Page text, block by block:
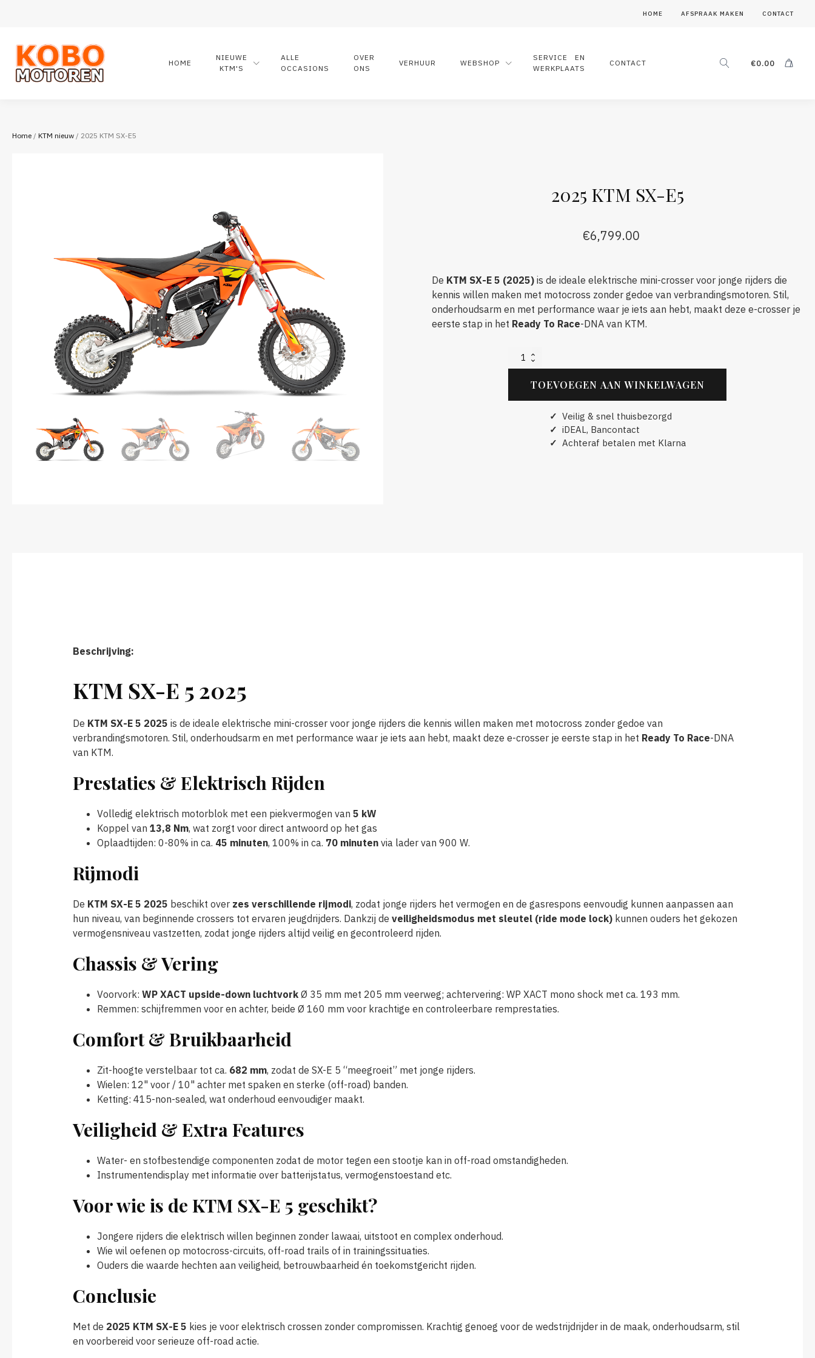
HOME AFSPRAAK MAKEN CONTACT
HOME
NIEUWE
KTM'S
ALLE
OCCASIONS
OVER
ONS
VERHUUR WEBSHOP
SERVICE EN
WERKPLAATS
CONTACT €0.00
Home / KTM nieuw / 2025 KTM SX-E5
2025 KTM SX-E5
€6,799.00
De KTM SX-E 5 (2025) is de ideale elektrische mini-crosser voor jonge rijders die
kennis willen maken met motocross zonder gedoe van verbrandingsmotoren. Stil,
onderhoudsarm en met performance waar je iets aan hebt, maakt deze e-crosser je
eerste stap in het Ready To Race-DNA van KTM.
2025
KTM
aantal
TOEVOEGEN AAN WINKELWAGEN
✓ Veilig & snel thuisbezorgd
✓ iDEAL, Bancontact
✓ Achteraf betalen met Klarna
Beschrijving:
KTM SX-E 5 2025
De KTM SX-E 5 2025 is de ideale elektrische mini-crosser voor jonge rijders die kennis willen maken met motocross zonder gedoe van
verbrandingsmotoren. Stil, onderhoudsarm en met performance waar je iets aan hebt, maakt deze e-crosser je eerste stap in het Ready To Race-DNA
van KTM.
Prestaties & Elektrisch Rijden
Volledig elektrisch motorblok met een piekvermogen van 5 kW
Koppel van 13,8 Nm, wat zorgt voor direct antwoord op het gas
Oplaadtijden: 0-80% in ca. 45 minuten, 100% in ca. 70 minuten via lader van 900 W.
Rijmodi
De KTM SX-E 5 2025 beschikt over zes verschillende rijmodi, zodat jonge rijders het vermogen en de gasrespons eenvoudig kunnen aanpassen aan
hun niveau, van beginnende crossers tot ervaren jeugdrijders. Dankzij de veiligheidsmodus met sleutel (ride mode lock) kunnen ouders het gekozen
vermogensniveau vastzetten, zodat jonge rijders altijd veilig en gecontroleerd rijden.
Chassis & Vering
Voorvork: WP XACT upside-down luchtvork Ø 35 mm met 205 mm veerweg; achtervering: WP XACT mono shock met ca. 193 mm.
Remmen: schijfremmen voor en achter, beide Ø 160 mm voor krachtige en controleerbare remprestaties.
Comfort & Bruikbaarheid
Zit-hoogte verstelbaar tot ca. 682 mm, zodat de SX-E 5 “meegroeit” met jonge rijders.
Wielen: 12" voor / 10" achter met spaken en sterke (off-road) banden.
Ketting: 415-non-sealed, wat onderhoud eenvoudiger maakt.
Veiligheid & Extra Features
Water- en stofbestendige componenten zodat de motor tegen een stootje kan in off-road omstandigheden.
Instrumentendisplay met informatie over batterijstatus, vermogenstoestand etc.
Voor wie is de KTM SX-E 5 geschikt?
Jongere rijders die elektrisch willen beginnen zonder lawaai, uitstoot en complex onderhoud.
Wie wil oefenen op motocross-circuits, off-road trails of in trainingssituaties.
Ouders die waarde hechten aan veiligheid, betrouwbaarheid én toekomstgericht rijden.
Conclusie
Met de 2025 KTM SX-E 5 kies je voor elektrisch crossen zonder compromissen. Krachtig genoeg voor de wedstrijdrijder in de maak, onderhoudsarm, stil
en voorbereid voor serieuze off-road actie.